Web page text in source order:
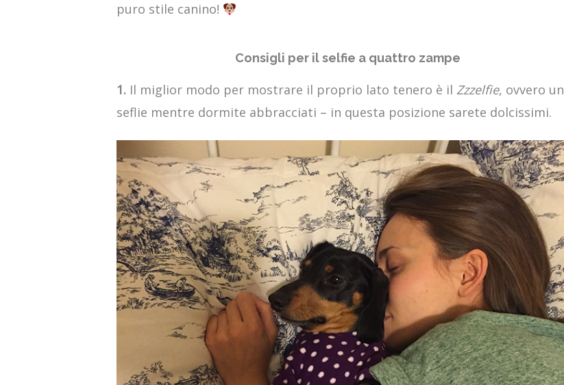
puro stile canino!
Consigli per il selfie a quattro zampe
1. Il miglior modo per mostrare il proprio lato tenero è il Zzzelfie, ovvero un
seflie mentre dormite abbracciati – in questa posizione sarete dolcissimi.